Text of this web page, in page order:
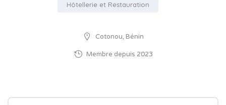
Hôtellerie et Restauration
Cotonou, Bénin
Membre depuis 2023